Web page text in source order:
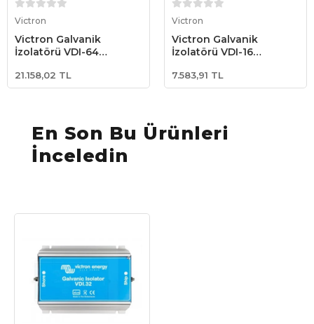
Victron
Victron Galvanik
İzolatörü VDI-64
(GDI000064000)
21.158,02 TL
Victron
Victron Galvanik
İzolatörü VDI-16
(GDI000016000)
7.583,91 TL
En Son Bu Ürünleri
İnceledin